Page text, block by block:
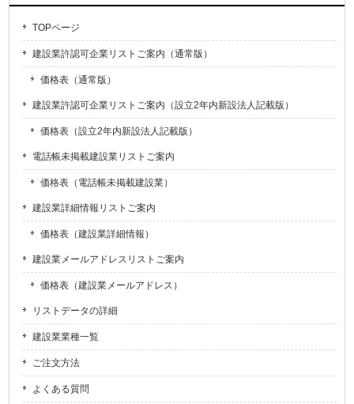
TOPページ
建設業許認可企業リストご案内（通常版）
価格表（通常版）
建設業許認可企業リストご案内（設立2年内新設法人記載版）
価格表（設立2年内新設法人記載版）
電話帳未掲載建設業リストご案内
価格表（電話帳未掲載建設業）
建設業詳細情報リストご案内
価格表（建設業詳細情報）
建設業メールアドレスリストご案内
価格表（建設業メールアドレス）
リストデータの詳細
建設業業種一覧
ご注文方法
よくある質問